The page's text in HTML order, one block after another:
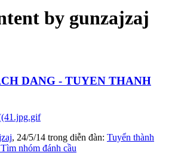
by gunzajzaj
DANG - TUYEN THANH
, 24/5/14 trong diễn đàn: Tuyển thành
nhóm đánh cầu